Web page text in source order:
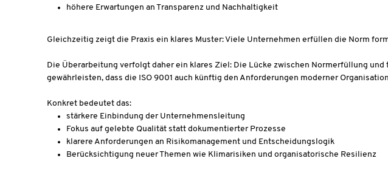
höhere Erwartungen an Transparenz und Nachhaltigkeit
Gleichzeitig zeigt die Praxis ein klares Muster: Viele Unternehmen erfüllen die Norm
Die Überarbeitung verfolgt daher ein klares Ziel: Die Lücke zwischen Normerfüllung
gewährleisten, dass die ISO 9001 auch künftig den Anforderungen moderner
Konkret bedeutet das:
stärkere Einbindung der Unternehmensleitung
Fokus auf gelebte Qualität statt dokumentierter Prozesse
klarere Anforderungen an Risikomanagement und Entscheidungslogik
Berücksichtigung neuer Themen wie Klimarisiken und organisatorische Resilienz